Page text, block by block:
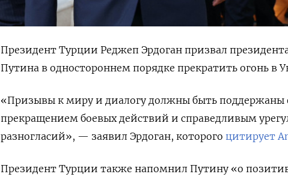
Президент Турции Реджеп Эрдоган призвал
Путина в одностороннем порядке прекратить огонь в
«Призывы к миру и диалогу должны быть поддержаны
прекращением боевых действий и справедливым
разногласий», — заявил Эрдоган, которого цитирует
Президент Турции также напомнил Путину «о